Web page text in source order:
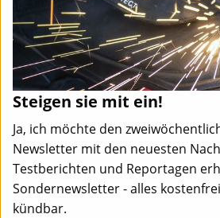
Steigen sie mit ein!
Ja, ich möchte den
Newsletter mit den neuesten
Testberichten und Reportagen
Sondernewsletter - alles
kündbar.